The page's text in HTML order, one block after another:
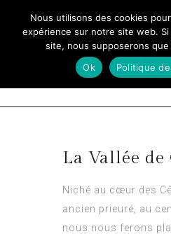
La Vallée de
Niché au cœur des
ancien prieuré, au
nous nous ferons
Nous utilisons des cookies
expérience sur notre site web.
site, nous supposerons
Ok
Politique